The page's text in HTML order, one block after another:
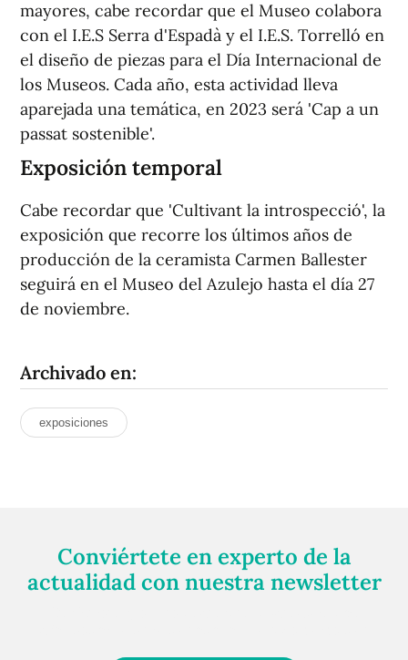
mayores, cabe recordar que el Museo colabora
con el I.E.S Serra d'Espadà y el I.E.S. Torrelló en
el diseño de piezas para el Día Internacional de
los Museos. Cada año, esta actividad lleva
aparejada una temática, en 2023 será 'Cap a un
passat sostenible'.
Exposición temporal
Cabe recordar que 'Cultivant la introspecció', la
exposición que recorre los últimos años de
producción de la ceramista Carmen Ballester
seguirá en el Museo del Azulejo hasta el día 27
de noviembre.
Archivado en:
exposiciones
Conviértete en experto de la
actualidad con nuestra newsletter